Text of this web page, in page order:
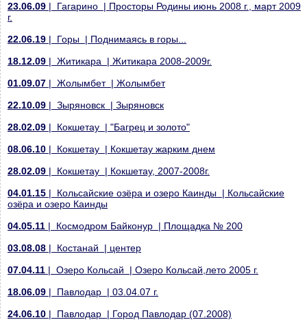
23.06.09 | Гагарино | Просторы Родины июнь 2008 г., март 2009
г.
22.06.19 | Горы | Поднимаясь в горы...
18.12.09 | Житикара | Житикара 2008-2009г.
01.09.07 | Жолымбет | Жолымбет
22.10.09 | Зыряновск | Зыряновск
28.02.09 | Кокшетау | "Багрец и золото"
08.06.10 | Кокшетау | Кокшетау жарким днем
28.02.09 | Кокшетау | Кокшетау, 2007-2008г.
04.01.15 | Кольсайские озёра и озеро Каинды | Кольсайские
озёра и озеро Каинды
04.05.11 | Космодром Байконур | Площадка № 200
03.08.08 | Костанай | центер
07.04.11 | Озеро Кольсай | Озеро Кольсай,лето 2005 г.
18.06.09 | Павлодар | 03.04.07 г.
24.06.10 | Павлодар | Город Павлодар (07.2008)